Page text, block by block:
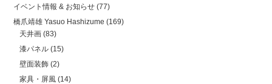
イベント情報 & お知らせ (77)
橋爪靖雄 Yasuo Hashizume (169)
天井画 (83)
漆パネル (15)
壁面装飾 (2)
家具・屏風 (14)